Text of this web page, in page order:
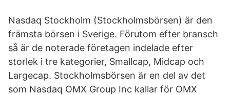
Nasdaq Stockholm (Stockholmsbörsen) är den
främsta börsen i Sverige. Förutom efter bransch
så är de noterade företagen indelade efter
storlek i tre kategorier, Smallcap, Midcap och
Largecap. Stockholmsbörsen är en del av det
som Nasdaq OMX Group Inc kallar för OMX